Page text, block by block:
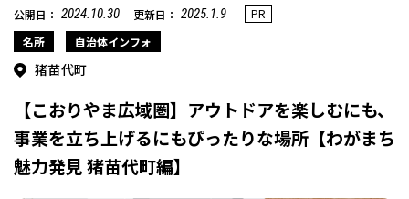
カフェ スイーツ
お酒
開成山公園 泊まる
デート・友達と ひとりで
美容室 ネイルサロン
美容アイテム エイジングケア
ファッション 雑貨
スポーツ・アウト
ドア
ギフト・お土産
お仕事探し お金のこと
保険 病院・クリニック
家づくり 新築体験談
リフォーム・リノ
ベーション
自治体インフォ
公開日： 2024.10.30 更新日： 2025.1.9
PR
名所
自治体インフォ
猪苗代町
【こおりやま広域圏】アウトドアを楽しむにも、
事業を立ち上げるにもぴったりな場所【わがまち
魅力発見 猪苗代町編】